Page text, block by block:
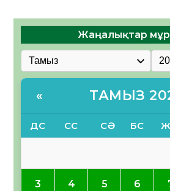
Жаңалықтар
« ТАМЫЗ
ДС СС СӘ БС
3 4 5 6